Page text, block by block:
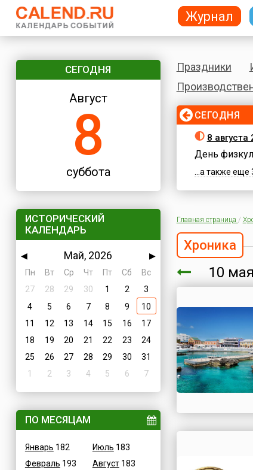
СЕГОДНЯ
Август
8
суббота
ИСТОРИЧЕСКИЙ
КАЛЕНДАРЬ
◀ Май, 2026
▶
Пн
Вт Ср Чт Пт Сб
Вс
27
28 29 30 1 2
3
4
5 6 7 8 9
10
11
12 13 14 15 16
17
18
19 20 21 22 23
24
25
26 27 28 29 30
31
1
2 3 4 5 6 7
ПО МЕСЯЦАМ
Январь 182
Февраль 193
Июль 183
Август183
Праздники
СЕГОДНЯ
8 августа
День
...а также
Главная страница /
Хроника
10
Журнал